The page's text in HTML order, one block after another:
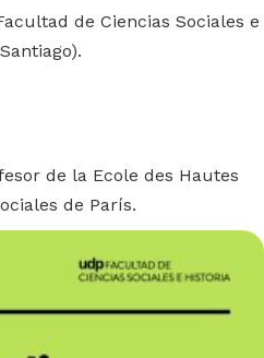
de Ciencias Sociales e
de la Ecole des Hautes
de París.